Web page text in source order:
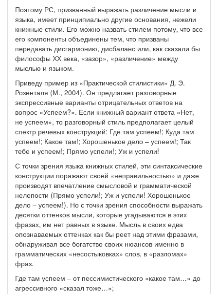
Поэтому РС, призванный выражать различение мысли и
языка, имеет принципиально другие основания, нежели
книжные стили. Его можно назвать стилем потому, что все
его компоненты объединены тем, что призваны
передавать дисгармонию, дисбаланс или, как сказали бы
философы ХХ века, «зазор», «различение» между
мыслью и языком.
Приведу пример из «Практической стилистики» Д. Э.
Розенталя (М., 2004). Он предлагает разговорные
экспрессивные варианты отрицательных ответов на
вопрос «Успеем?». Если книжный вариант ответа «Нет,
не успеем», то разговорный стиль предполагает целый
спектр речевых конструкций: Где там успеем!; Куда там
успеем!; Какое там!; Хорошенькое дело – успеем!; Так
тебе и успеем!; Прямо успели!; Уж и успели!
С точки зрения языка книжных стилей, эти синтаксические
конструкции поражают своей «неправильностью» и даже
производят впечатление смысловой и грамматической
нелепости (Прямо успели!; Уж и успели! Хорошенькое
дело – успеем!). Но с точки зрения способности выражать
десятки оттенков мысли, которые угадываются в этих
фразах, им нет равных в языке. Мысль в своих едва
опознаваемых оттенках как бы реет над этими фразами,
обнаруживая все богатство своих нюансов именно в
грамматических «несостыковках» слов, в «разломах»
фраз.
Где там успеем – от пессимистического «какое там…» до
агрессивного «сказал тоже…»;